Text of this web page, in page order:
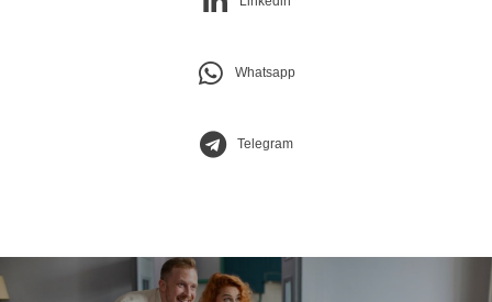
Whatsapp
Telegram